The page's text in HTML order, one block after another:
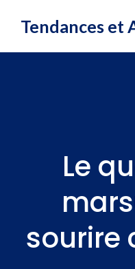
Tendances et
Le
sourire